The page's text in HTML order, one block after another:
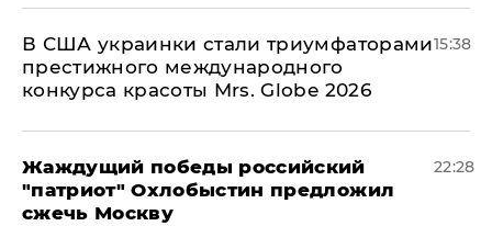
В США украинки стали триумфаторами
престижного международного
конкурса красоты Mrs. Globe 2026
15:38
Жаждущий победы российский
"патриот" Охлобыстин предложил
сжечь Москву
22:28